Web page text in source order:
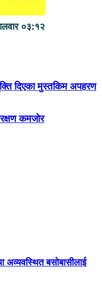
०३:१२
दिएका मुस्तकिम अपहरण
कमजोर
अव्यवस्थित बसोबासीलाई